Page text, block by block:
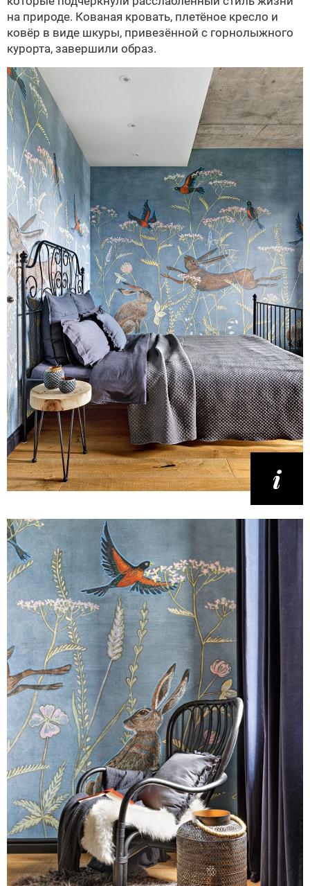
на природе. Кованая кровать, плетёное кресло и
ковёр в виде шкуры, привезённой с горнолыжного
курорта, завершили образ.